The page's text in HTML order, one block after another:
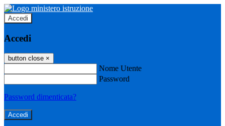
Accedi
Accedi
button close ×
Nome Utente
Password
Password dimenticata?